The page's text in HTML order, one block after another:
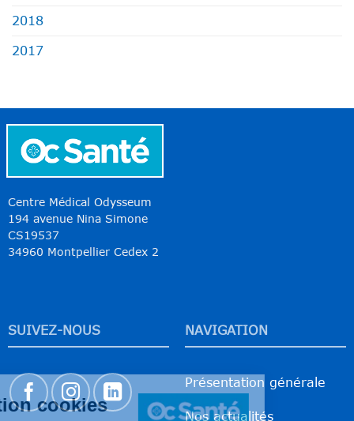
2018
2017
Centre Médical Odysseum
194 avenue Nina Simone
CS19537
34960 Montpellier Cedex 2
SUIVEZ-NOUS NAVIGATION
Présentation générale
Nos actualités